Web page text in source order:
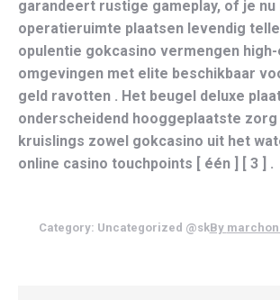
garandeert rustige gameplay, of je
operatieruimte plaatsen levendig
opulentie gokcasino vermengen
omgevingen met elite beschikbaar
geld ravotten . Het beugel deluxe
onderscheidend hooggeplaatste
kruislings zowel gokcasino uit het
online casino touchpoints [ één ] [ 3 ] .
Category: Uncategorized @skBy